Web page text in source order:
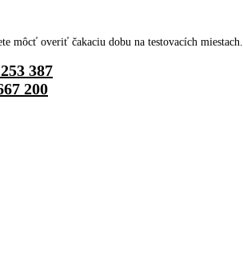
môcť overiť čakaciu dobu na testovacích miestach.
387
200